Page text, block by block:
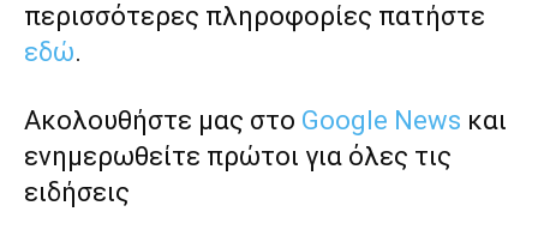
περισσότερες πληροφορίες πατήστε
εδώ.
Ακολουθήστε μας στο Google News και
ενημερωθείτε πρώτοι για όλες τις
ειδήσεις